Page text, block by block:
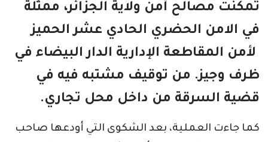
تمكنت مصالح أمن ولاية الجزائر، ممثلة
في الامن الحضري الحادي عشر الحميز
لأمن المقاطعة الإدارية الدار البيضاء في
ظرف وجيز. من توقيف مشتبه فيه في
قضية السرقة من داخل محل تجاري.
كما جاءت العملية، بعد الشكوى التي أودعها صاحب